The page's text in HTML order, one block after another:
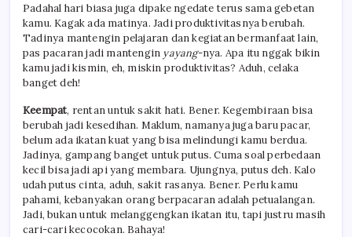
Padahal hari biasa juga dipake ngedate terus sama gebetan
kamu. Kagak ada matinya. Jadi produktivitasnya berubah.
Tadinya mantengin pelajaran dan kegiatan bermanfaat lain,
pas pacaran jadi mantengin yayang-nya. Apa itu nggak bikin
kamu jadi kismin, eh, miskin produktivitas? Aduh, celaka
banget deh!
Keempat, rentan untuk sakit hati. Bener. Kegembiraan bisa
berubah jadi kesedihan. Maklum, namanya juga baru pacar,
belum ada ikatan kuat yang bisa melindungi kamu berdua.
Jadinya, gampang banget untuk putus. Cuma soal perbedaan
kecil bisa jadi api yang membara. Ujungnya, putus deh. Kalo
udah putus cinta, aduh, sakit rasanya. Bener. Perlu kamu
pahami, kebanyakan orang berpacaran adalah petualangan.
Jadi, bukan untuk melanggengkan ikatan itu, tapi justru masih
cari-cari kecocokan. Bahaya!